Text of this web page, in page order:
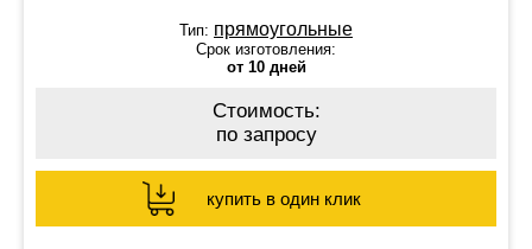
Тип: прямоугольные
Срок изготовления:
от 10 дней
Стоимость:
по запросу
купить в один клик